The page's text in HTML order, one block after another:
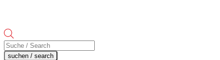
Products
search
suchen / search